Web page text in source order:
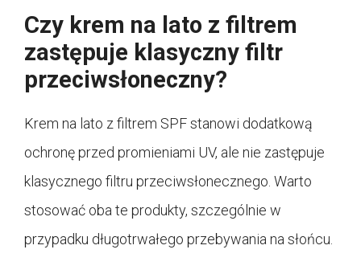
Czy krem na lato z filtrem
zastępuje klasyczny filtr
przeciwsłoneczny?
Krem na lato z filtrem SPF stanowi dodatkową
ochronę przed promieniami UV, ale nie zastępuje
klasycznego filtru przeciwsłonecznego. Warto
stosować oba te produkty, szczególnie w
przypadku długotrwałego przebywania na słońcu.